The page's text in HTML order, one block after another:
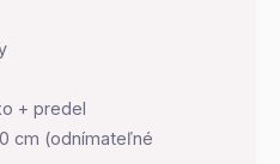
+ predel
cm (odnímateľné